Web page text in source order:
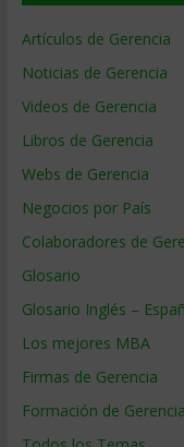
Artículos de Gerencia
Noticias de Gerencia
Videos de Gerencia
Libros de Gerencia
Webs de Gerencia
Negocios por País
Colaboradores de
Glosario
Glosario Inglés –
Los mejores MBA
Firmas de Gerencia
Formación de Gerencia